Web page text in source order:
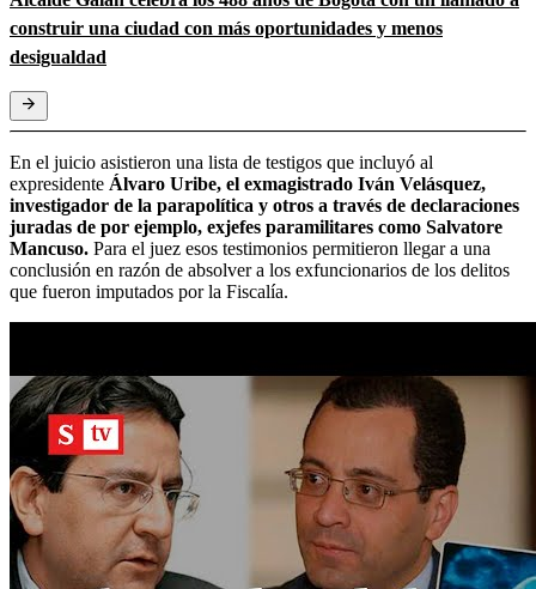
construir una ciudad con más oportunidades y menos
desigualdad
En el juicio asistieron una lista de testigos que incluyó al
expresidente Álvaro Uribe, el exmagistrado Iván Velásquez,
investigador de la parapolítica y otros a través de declaraciones
juradas de por ejemplo, exjefes paramilitares como Salvatore
Mancuso. Para el juez esos testimonios permitieron llegar a una
conclusión en razón de absolver a los exfuncionarios de los delitos
que fueron imputados por la Fiscalía.